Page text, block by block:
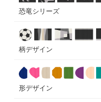
恐竜シリーズ
柄デザイン
形デザイン